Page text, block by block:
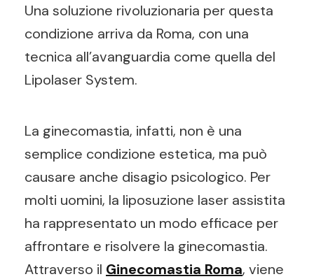
Una soluzione rivoluzionaria per questa
condizione arriva da Roma, con una
tecnica all’avanguardia come quella del
Lipolaser System.
La ginecomastia, infatti, non è una
semplice condizione estetica, ma può
causare anche disagio psicologico. Per
molti uomini, la liposuzione laser assistita
ha rappresentato un modo efficace per
affrontare e risolvere la ginecomastia.
Attraverso il Ginecomastia Roma, viene